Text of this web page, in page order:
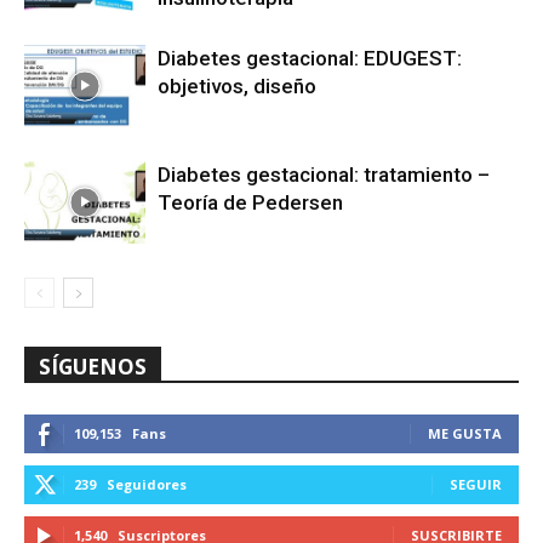
Diabetes gestacional: EDUGEST:
objetivos, diseño
Diabetes gestacional: tratamiento –
Teoría de Pedersen
SÍGUENOS
109,153 Fans ME GUSTA
239 Seguidores SEGUIR
1,540 Suscriptores SUSCRIBIRTE